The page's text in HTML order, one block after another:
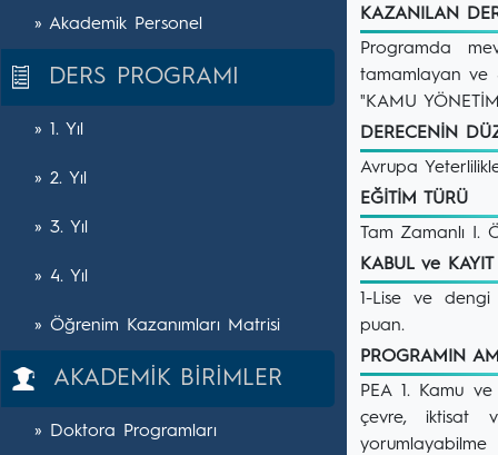
» Akademik Personel
DERS PROGRAMI
» 1. Yıl
» 2. Yıl
» 3. Yıl
» 4. Yıl
» Öğrenim Kazanımları Matrisi
AKADEMİK BİRİMLER
» Doktora Programları
KAZANILAN
Programda
tamamlayan ve
"KAMU
DERECENİN
Avrupa
EĞİTİM TÜRÜ
Tam Zamanlı I.
KABUL ve
1-Lise ve dengi
puan.
PROGRAMIN
PEA 1. Kamu
çevre, iktisat